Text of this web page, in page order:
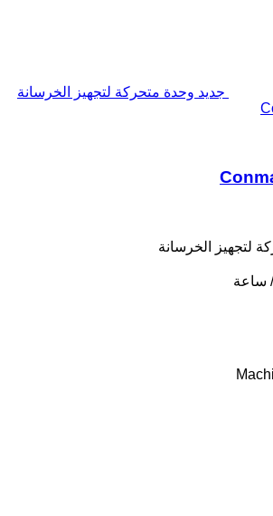
جديد وحدة متحركة لتجهيز الخرسانة
لتجهيز الخرسانة